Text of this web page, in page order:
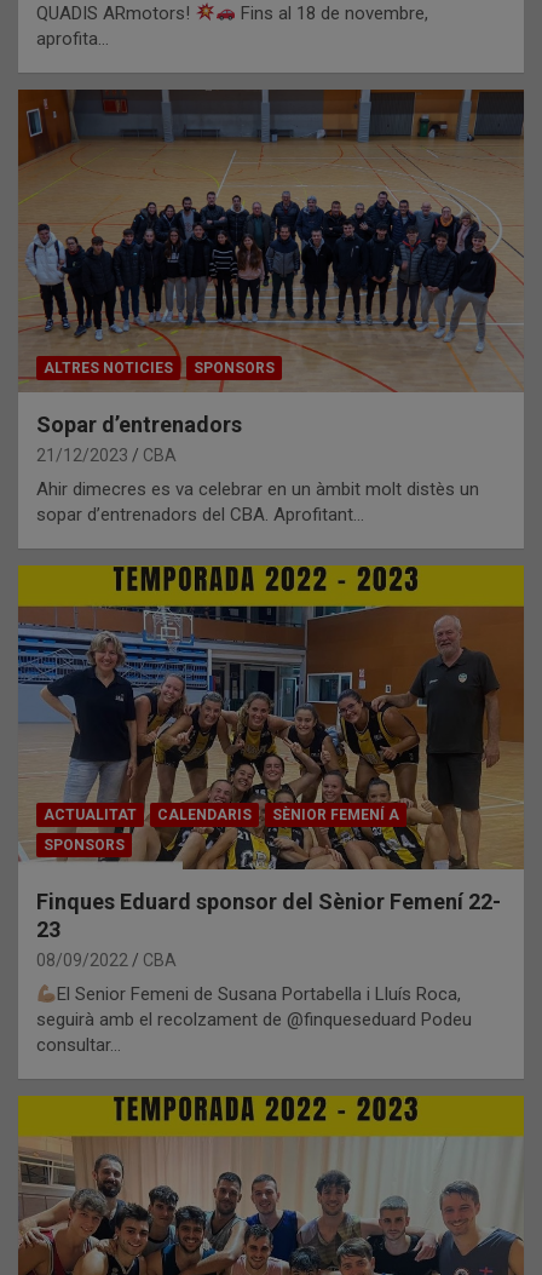
QUADIS ARmotors!
Fins al 18 de novembre,
aprofita…
ALTRES NOTICIES SPONSORS
Sopar d’entrenadors
21/12/2023 CBA
Ahir dimecres es va celebrar en un àmbit molt distès un
sopar d’entrenadors del CBA. Aprofitant…
ACTUALITAT CALENDARIS
SÈNIOR FEMENÍ A
SPONSORS
Finques Eduard sponsor del Sènior Femení 22-
23
08/09/2022 CBA
El Senior Femeni de Susana Portabella i Lluís Roca,
seguirà amb el recolzament de @finqueseduard Podeu
consultar…